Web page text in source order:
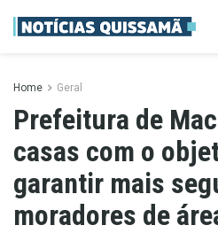
Home Geral
Prefeitura de
casas com o
garantir mais
moradores de